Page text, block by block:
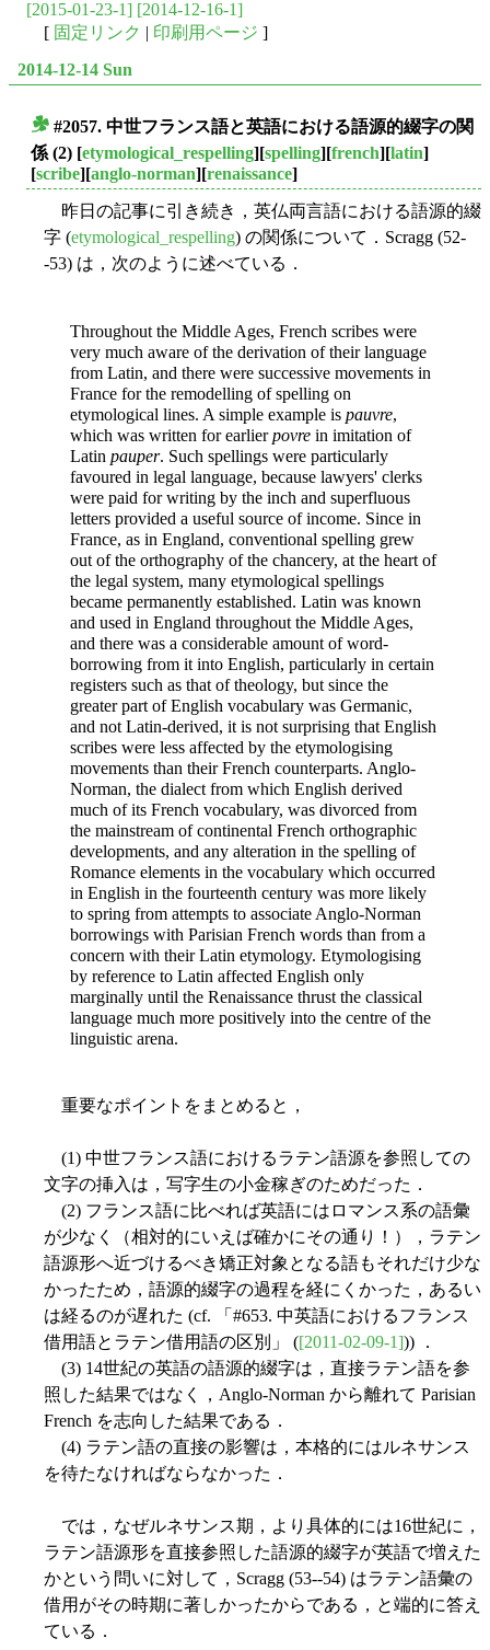
[2015-01-23-1] [2014-12-16-1]
[ 固定リンク | 印刷用ページ ]
2014-12-14 Sun
#2057. 中世フランス語と英語における語源的綴字の関
係 (2) [etymological_respelling][spelling][french][latin]
[scribe][anglo-norman][renaissance]
昨日の記事に引き続き，英仏両言語における語源的綴
字 (etymological_respelling) の関係について．Scragg (52-
-53) は，次のように述べている．
Throughout the Middle Ages, French scribes were
very much aware of the derivation of their language
from Latin, and there were successive movements in
France for the remodelling of spelling on
etymological lines. A simple example is pauvre,
which was written for earlierpovre in imitation of
Latin pauper. Such spellings were particularly
favoured in legal language, because lawyers' clerks
were paid for writing by the inch and superfluous
letters provided a useful source of income. Since in
France, as in England, conventional spelling grew
out of the orthography of the chancery, at the heart of
the legal system, many etymological spellings
became permanently established. Latin was known
and used in England throughout the Middle Ages,
and there was a considerable amount of word-
borrowing from it into English, particularly in certain
registers such as that of theology, but since the
greater part of English vocabulary was Germanic,
and not Latin-derived, it is not surprising that English
scribes were less affected by the etymologising
movements than their French counterparts. Anglo-
Norman, the dialect from which English derived
much of its French vocabulary, was divorced from
the mainstream of continental French orthographic
developments, and any alteration in the spelling of
Romance elements in the vocabulary which occurred
in English in the fourteenth century was more likely
to spring from attempts to associate Anglo-Norman
borrowings with Parisian French words than from a
concern with their Latin etymology. Etymologising
by reference to Latin affected English only
marginally until the Renaissance thrust the classical
language much more positively into the centre of the
linguistic arena.
重要なポイントをまとめると，
(1) 中世フランス語におけるラテン語源を参照しての
文字の挿入は，写字生の小金稼ぎのためだった．
(2) フランス語に比べれば英語にはロマンス系の語彙
が少なく（相対的にいえば確かにその通り！），ラテン
語源形へ近づけるべき矯正対象となる語もそれだけ少な
かったため，語源的綴字の過程を経にくかった，あるい
は経るのが遅れた (cf. 「#653. 中英語におけるフランス
借用語とラテン借用語の区別」 ([2011-02-09-1])) ．
(3) 14世紀の英語の語源的綴字は，直接ラテン語を参
照した結果ではなく，Anglo-Norman から離れて Parisian
French を志向した結果である．
(4) ラテン語の直接の影響は，本格的にはルネサンス
を待たなければならなかった．
では，なぜルネサンス期，より具体的には16世紀に，
ラテン語源形を直接参照した語源的綴字が英語で増えた
かという問いに対して，Scragg (53--54) はラテン語彙の
借用がその時期に著しかったからである，と端的に答え
ている．